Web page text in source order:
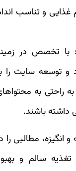
غذایی و تناسب
با تخصص در
و توسعه سایت را
به راحتی به
داشته باشند.
انگیزه، مطالبی را
تغذیه سالم و